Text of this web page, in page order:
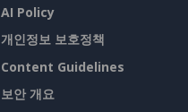
AI Policy
개인정보 보호정책
Content Guidelines
보안 개요